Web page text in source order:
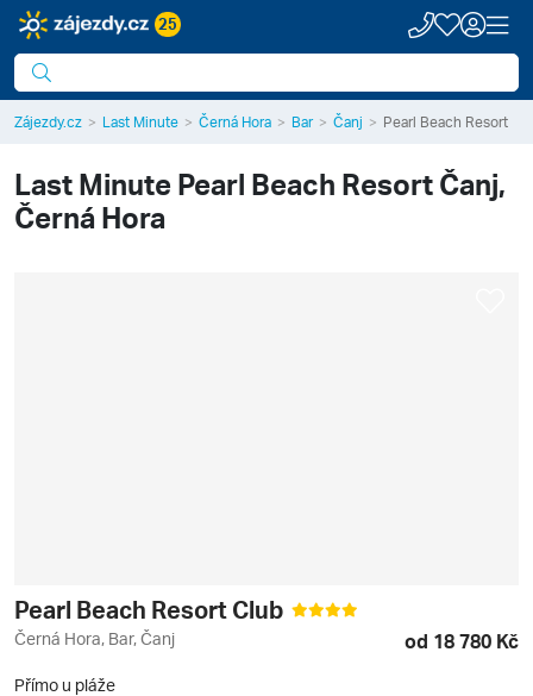
25
Zájezdy.cz Last Minute Černá Hora Bar Čanj Pearl Beach Resort
Last MinutePearl Beach ResortČanj,
Černá Hora
Pearl Beach Resort Club
Černá Hora, Bar, Čanj od 18 780 Kč
Přímo u pláže